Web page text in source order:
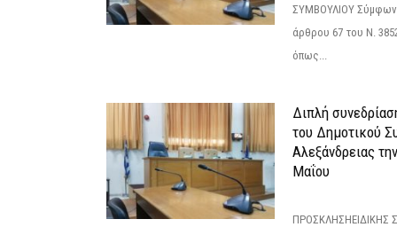
ΣΥΜΒΟΥΛΙΟΥ
άρθρου 67 του Ν.
όπως...
Διπλή
του Δημοτικού
Αλεξάνδρειας
Μαΐου
ΠΡΟΣΚΛΗΣΗΕΙΔΙΚΗΣ